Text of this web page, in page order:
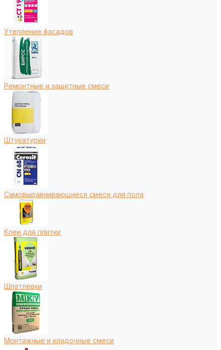
Утепление фасадов
Ремонтные и защитные смеси
Штукатурки
Самовыравнивающиеся смеси для пола
Клеи для плитки
Шпатлевки
Монтажные и кладочные смеси